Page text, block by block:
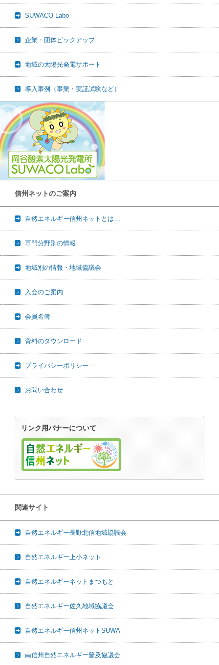
SUWACO Labo
企業・団体ピックアップ
地域の太陽光発電サポート
導入事例（事業・実証試験など）
信州ネットのご案内
自然エネルギー信州ネットとは…
専門分野別の情報
地域別の情報・地域協議会
入会のご案内
会員名簿
資料のダウンロード
プライバシーポリシー
お問い合わせ
リンク用バナーについて
関連サイト
自然エネルギー長野北信地域協議会
自然エネルギー上小ネット
自然エネルギーネットまつもと
自然エネルギー佐久地域協議会
自然エネルギー信州ネットSUWA
南信州自然エネルギー普及協議会